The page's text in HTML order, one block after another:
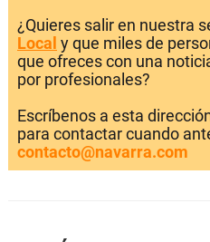
¿Quieres salir en nuestra
Local y que miles de
que ofreces con una
por profesionales?
Escríbenos a esta
para contactar cuando
contacto@navarra.com